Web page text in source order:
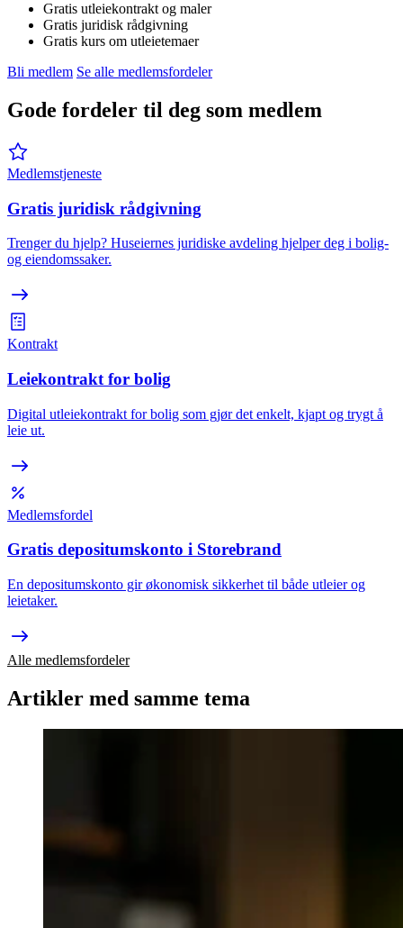
Gratis utleiekontrakt og maler
Gratis juridisk rådgivning
Gratis kurs om utleietemaer
Bli medlem Se alle medlemsfordeler
Gode fordeler til deg som medlem
Medlemstjeneste
Gratis juridisk rådgivning
Trenger du hjelp? Huseiernes juridiske avdeling hjelper deg i bolig-
og eiendomssaker.
Kontrakt
Leiekontrakt for bolig
Digital utleiekontrakt for bolig som gjør det enkelt, kjapt og trygt å
leie ut.
Medlemsfordel
Gratis depositumskonto i Storebrand
En depositumskonto gir økonomisk sikkerhet til både utleier og
leietaker.
Alle medlemsfordeler
Artikler med samme tema